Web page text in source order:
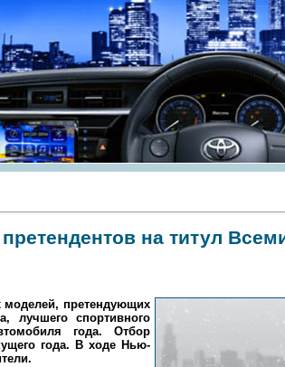
на титул
претендующих
лучшего спортивного
года. Отбор
года. В ходе Нью-